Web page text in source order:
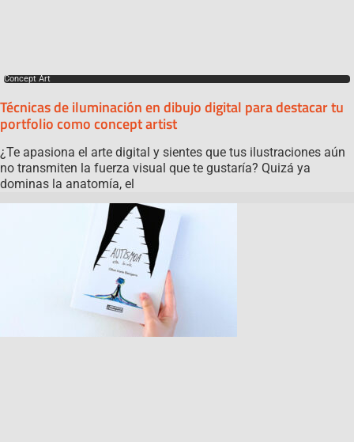
Concept Art
Técnicas de iluminación en dibujo digital para destacar tu
portfolio como concept artist
¿Te apasiona el arte digital y sientes que tus ilustraciones aún
no transmiten la fuerza visual que te gustaría? Quizá ya
dominas la anatomía, el